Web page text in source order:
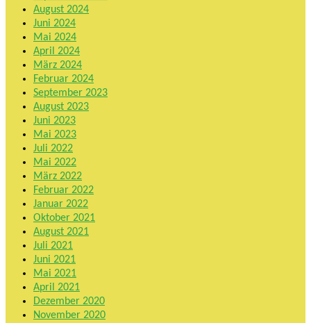
August 2024
Juni 2024
Mai 2024
April 2024
März 2024
Februar 2024
September 2023
August 2023
Juni 2023
Mai 2023
Juli 2022
Mai 2022
März 2022
Februar 2022
Januar 2022
Oktober 2021
August 2021
Juli 2021
Juni 2021
Mai 2021
April 2021
Dezember 2020
November 2020